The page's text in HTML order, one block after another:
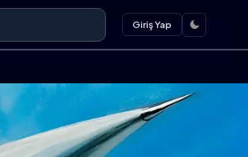
Giriş Yap